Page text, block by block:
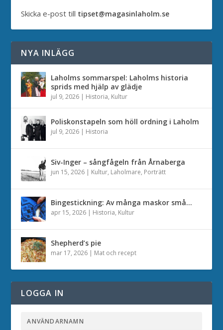
Skicka e-post till tipset@magasinlaholm.se
NYA INLÄGG
Laholms sommarspel: Laholms historia
sprids med hjälp av glädje
jul 9, 2026 | Historia, Kultur
Poliskonstapeln som höll ordning i Laholm
jul 9, 2026 | Historia
Siv-Inger – sångfågeln från Årnaberga
jun 15, 2026 | Kultur, Laholmare, Porträtt
Bingestickning: Av många maskor små…
apr 15, 2026 | Historia, Kultur
Shepherd’s pie
mar 17, 2026 | Mat och recept
LOGGA IN